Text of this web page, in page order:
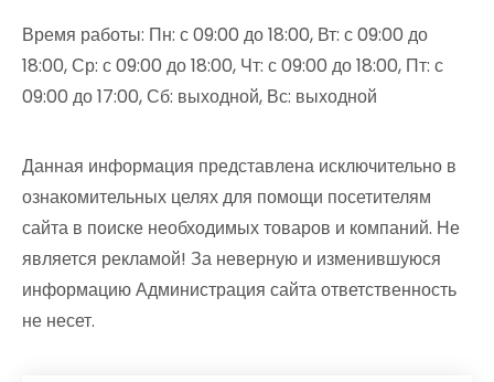
Время работы: Пн: с 09:00 до 18:00, Вт: с 09:00 до
18:00, Ср: с 09:00 до 18:00, Чт: с 09:00 до 18:00, Пт: с
09:00 до 17:00, Сб: выходной, Вс: выходной
Данная информация представлена исключительно в
ознакомительных целях для помощи посетителям
сайта в поиске необходимых товаров и компаний. Не
является рекламой! За неверную и изменившуюся
информацию Администрация сайта ответственность
не несет.